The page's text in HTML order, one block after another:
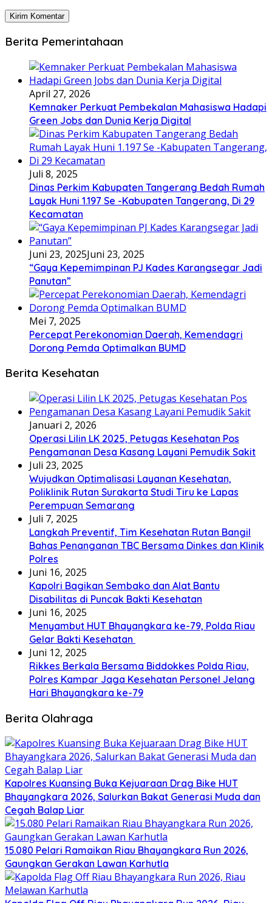
Berita Pemerintahaan
April 27, 2026
Kemnaker Perkuat Pembekalan Mahasiswa Hadapi
Green Jobs dan Dunia Kerja Digital
Juli 8, 2025
Dinas Perkim Kabupaten Tangerang Bedah Rumah
Layak Huni 1.197 Se -Kabupaten Tangerang, Di 29
Kecamatan
Juni 23, 2025Juni 23, 2025
“Gaya Kepemimpinan PJ Kades Karangsegar Jadi
Panutan”
Mei 7, 2025
Percepat Perekonomian Daerah, Kemendagri
Dorong Pemda Optimalkan BUMD
Berita Kesehatan
Januari 2, 2026
Operasi Lilin LK 2025, Petugas Kesehatan Pos
Pengamanan Desa Kasang Layani Pemudik Sakit
Juli 23, 2025
Wujudkan Optimalisasi Layanan Kesehatan,
Poliklinik Rutan Surakarta Studi Tiru ke Lapas
Perempuan Semarang
Juli 7, 2025
Langkah Preventif, Tim Kesehatan Rutan Bangil
Bahas Penanganan TBC Bersama Dinkes dan Klinik
Polres
Juni 16, 2025
Kapolri Bagikan Sembako dan Alat Bantu
Disabilitas di Puncak Bakti Kesehatan
Juni 16, 2025
Menyambut HUT Bhayangkara ke-79, Polda Riau
Gelar Bakti Kesehatan
Juni 12, 2025
Rikkes Berkala Bersama Biddokkes Polda Riau,
Polres Kampar Jaga Kesehatan Personel Jelang
Hari Bhayangkara ke-79
Berita Olahraga
Kapolres Kuansing Buka Kejuaraan Drag Bike HUT
Bhayangkara 2026, Salurkan Bakat Generasi Muda dan
Cegah Balap Liar
15.080 Pelari Ramaikan Riau Bhayangkara Run 2026,
Gaungkan Gerakan Lawan Karhutla